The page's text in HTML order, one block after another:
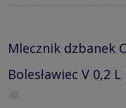
Mlecznik dzbanek
Bolesławiec V 0,2